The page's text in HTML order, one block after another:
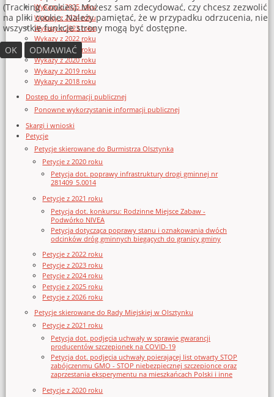
Wykazy z 2025 roku
Wykazy z 2024 roku
Wykazy z 2023 roku
Wykazy z 2022 roku
Wykazy z 2021 roku
Wykazy z 2020 roku
Wykazy z 2019 roku
Wykazy z 2018 roku
Dostęp do informacji publicznej
Ponowne wykorzystanie informacji publicznej
Skargi i wnioski
Petycje
Petycje skierowane do Burmistrza Olsztynka
Petycje z 2020 roku
Petycja dot. poprawy infrastruktury drogi gminnej nr
281409_5.0014
Petycje z 2021 roku
Petycja dot. konkursu: Rodzinne Miejsce Zabaw -
Podwórko NIVEA
Petycja dotycząca poprawy stanu i oznakowania dwóch
odcinków dróg gminnych biegących do granicy gminy
Petycje z 2022 roku
Petycje z 2023 roku
Petycje z 2024 roku
Petycje z 2025 roku
Petycje z 2026 roku
Petycje skierowane do Rady Miejskiej w Olsztynku
Petycje z 2021 roku
Petycja dot. podjęcia uchwały w sprawie gwarancji
producentów szczepionek na COVID-19
Petycja dot. podjęcia uchwały poierającej list otwarty STOP
zabójczenmu GMO - STOP niebezpiecznej szczepionce oraz
zaprzestania eksperymentu na mieszkańcach Polski i inne
Petycje z 2020 roku
(Tracking Cookies). Możesz sam zdecydować, czy chcesz zezwolić
na pliki cookie. Należy pamiętać, że w przypadku odrzucenia, nie
wszystkie funkcje strony mogą być dostępne.
OK
ODMAWIAĆ